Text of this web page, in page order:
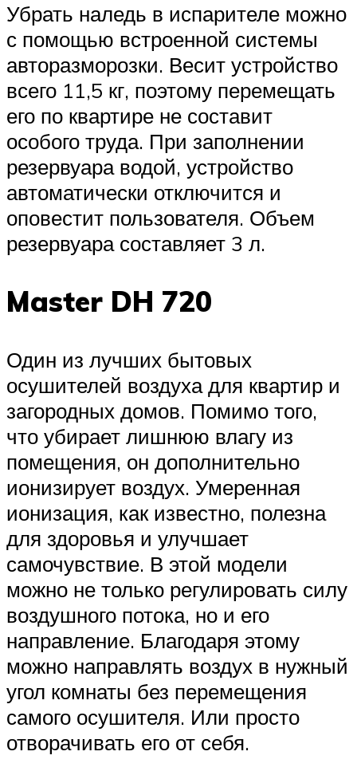
Убрать наледь в испарителе можно
с помощью встроенной системы
авторазморозки. Весит устройство
всего 11,5 кг, поэтому перемещать
его по квартире не составит
особого труда. При заполнении
резервуара водой, устройство
автоматически отключится и
оповестит пользователя. Объем
резервуара составляет 3 л.
Master DH 720
Один из лучших бытовых
осушителей воздуха для квартир и
загородных домов. Помимо того,
что убирает лишнюю влагу из
помещения, он дополнительно
ионизирует воздух. Умеренная
ионизация, как известно, полезна
для здоровья и улучшает
самочувствие. В этой модели
можно не только регулировать силу
воздушного потока, но и его
направление. Благодаря этому
можно направлять воздух в нужный
угол комнаты без перемещения
самого осушителя. Или просто
отворачивать его от себя.